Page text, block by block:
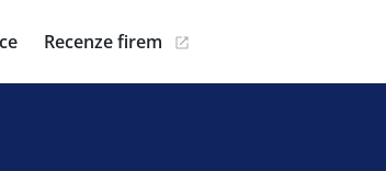
Recenze firem